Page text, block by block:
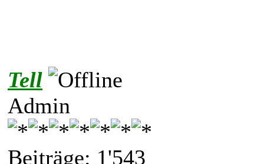
Tell
Admin
Beiträge: 1'543